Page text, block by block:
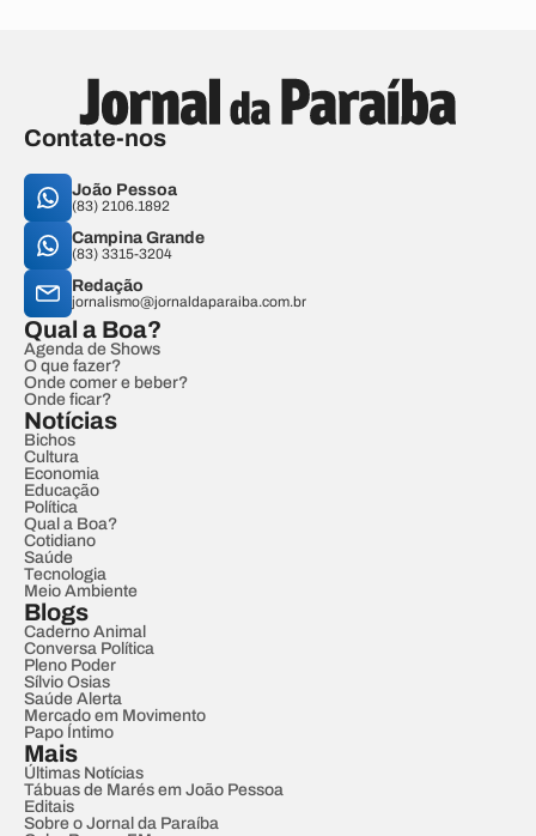
Contate-nos
João Pessoa
(83) 2106.1892
Campina Grande
(83) 3315-3204
Redação
jornalismo@jornaldaparaiba.com.br
Qual a Boa?
Agenda de Shows
O que fazer?
Onde comer e beber?
Onde ficar?
Notícias
Bichos
Cultura
Economia
Educação
Política
Qual a Boa?
Cotidiano
Saúde
Tecnologia
Meio Ambiente
Blogs
Caderno Animal
Conversa Política
Pleno Poder
Sílvio Osias
Saúde Alerta
Mercado em Movimento
Papo Íntimo
Mais
Últimas Notícias
Tábuas de Marés em João Pessoa
Editais
Sobre o Jornal da Paraíba